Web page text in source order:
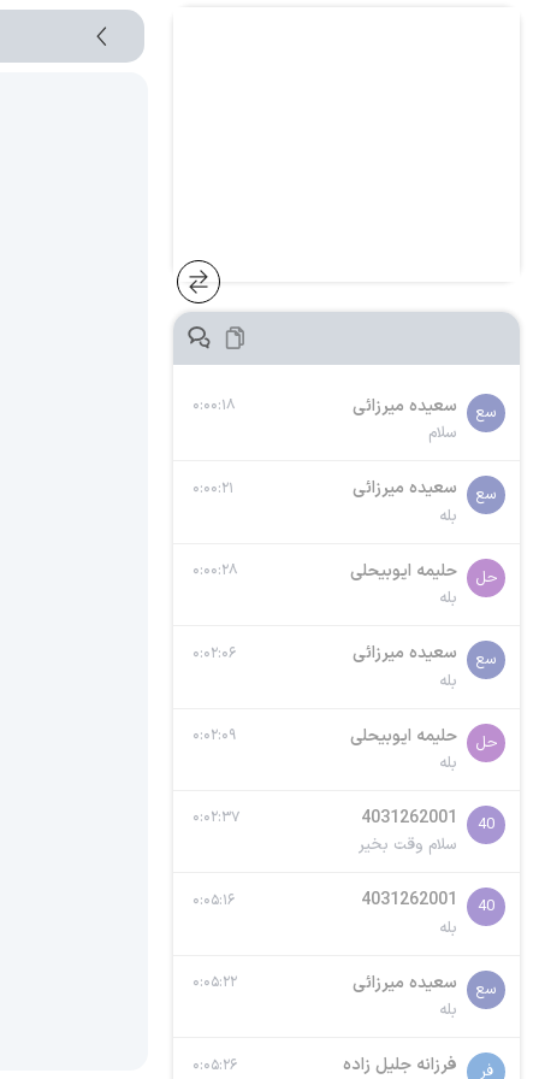
سع سعيده ميرزائى ۰:۰۰:۱۸
سلام
سع سعيده ميرزائى ۰:۰۰:۲۱
بله
حل حلیمه ایوبیحلی ۰:۰۰:۲۸
بله
سع سعيده ميرزائى ۰:۰۲:۰۶
بله
حل حلیمه ایوبیحلی ۰:۰۲:۰۹
بله
40
4031262001 ۰:۰۲:۳۷
سلام وقت بخیر
40
4031262001 ۰:۰۵:۱۶
بله
سع سعيده ميرزائى ۰:۰۵:۲۲
بله
فر فرزانه جلیل زاده ۰:۰۵:۲۶